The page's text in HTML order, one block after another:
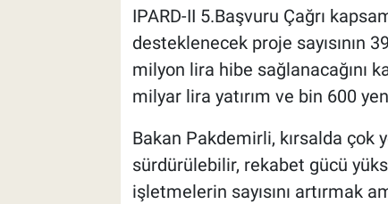
IPARD-II 5.Başvuru Çağrı
desteklenecek proje sayısının
milyon lira hibe sağlanacağını
milyar lira yatırım ve bin 600
Bakan Pakdemirli, kırsalda çok
sürdürülebilir, rekabet gücü
işletmelerin sayısını artırmak